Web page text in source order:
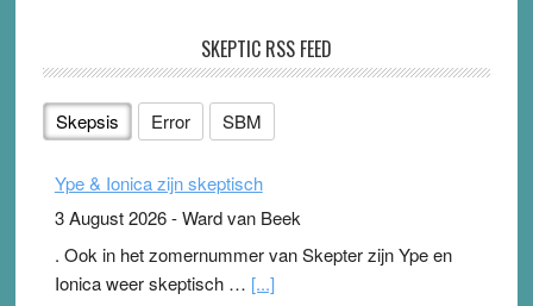
SKEPTIC RSS FEED
Skepsis Error SBM
Ype & Ionica zijn skeptisch
3 August 2026-Ward van Beek
. Ook in het zomernummer van Skepter zijn Ype en
Ionica weer skeptisch … [...]